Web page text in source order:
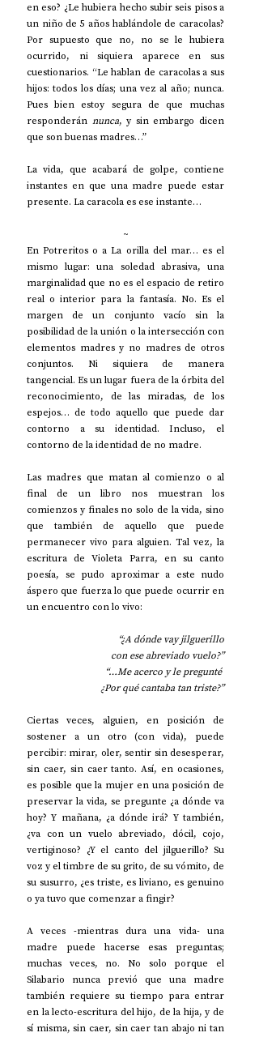
en eso? ¿Le hubiera hecho subir seis pisos a
un niño de 5 años hablándole de caracolas?
Por supuesto que no, no se le hubiera
ocurrido, ni siquiera aparece en sus
cuestionarios. “Le hablan de caracolas a sus
hijos: todos los días; una vez al año; nunca.
Pues bien estoy segura de que muchas
responderán nunca, y sin embargo dicen
que son buenas madres…”
La vida, que acabará de golpe, contiene
instantes en que una madre puede estar
presente. La caracola es ese instante…
~
En Potreritos o a La orilla del mar… es el
mismo lugar: una soledad abrasiva, una
marginalidad que no es el espacio de retiro
real o interior para la fantasía. No. Es el
margen de un conjunto vacío sin la
posibilidad de la unión o la intersección con
elementos madres y no madres de otros
conjuntos. Ni siquiera de manera
tangencial. Es un lugar fuera de la órbita del
reconocimiento, de las miradas, de los
espejos… de todo aquello que puede dar
contorno a su identidad. Incluso, el
contorno de la identidad de no madre.
Las madres que matan al comienzo o al
final de un libro nos muestran los
comienzos y finales no solo de la vida, sino
que también de aquello que puede
permanecer vivo para alguien. Tal vez, la
escritura de Violeta Parra, en su canto
poesía, se pudo aproximar a este nudo
áspero que fuerza lo que puede ocurrir en
un encuentro con lo vivo:
“¿A dónde vay jilguerillo
con ese abreviado vuelo?”
“…Me acerco y le pregunté
¿Por qué cantaba tan triste?”
Ciertas veces, alguien, en posición de
sostener a un otro (con vida), puede
percibir: mirar, oler, sentir sin desesperar,
sin caer, sin caer tanto. Así, en ocasiones,
es posible que la mujer en una posición de
preservar la vida, se pregunte ¿a dónde va
hoy? Y mañana, ¿a dónde irá? Y también,
¿va con un vuelo abreviado, dócil, cojo,
vertiginoso? ¿Y el canto del jilguerillo? Su
voz y el timbre de su grito, de su vómito, de
su susurro, ¿es triste, es liviano, es genuino
o ya tuvo que comenzar a fingir?
A veces -mientras dura una vida- una
madre puede hacerse esas preguntas;
muchas veces, no. No solo porque el
Silabario nunca previó que una madre
también requiere su tiempo para entrar
en la lecto-escritura del hijo, de la hija, y de
sí misma, sin caer, sin caer tan abajo ni tan